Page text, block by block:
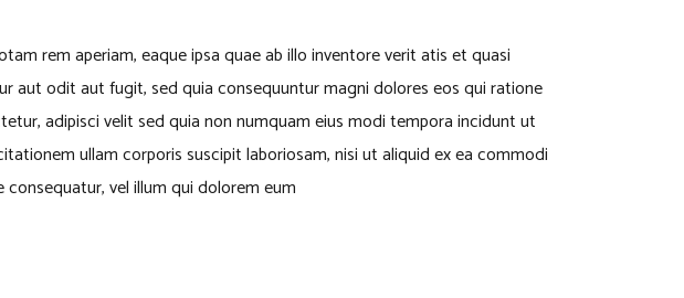
rem aperiam, eaque ipsa quae ab illo inventore verit atis et quasi
aut odit aut fugit, sed quia consequuntur magni dolores eos qui ratione
adipisci velit sed quia non numquam eius modi tempora incidunt ut
ullam corporis suscipit laboriosam, nisi ut aliquid ex ea commodi
vel illum qui dolorem eum